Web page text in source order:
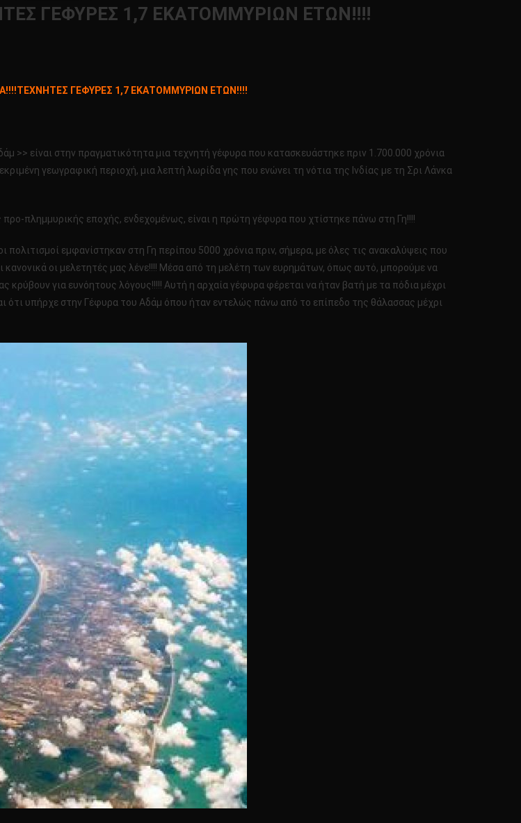
ΓΕΦΥΡΕΣ 1,7 ΕΚΑΤΟΜΜΥΡΙΩΝ ΕΤΩΝ!!!!
ΓΕΦΥΡΕΣ 1,7 ΕΚΑΤΟΜΜΥΡΙΩΝ ΕΤΩΝ!!!!
>> είναι στην πραγματικότητα μια τεχνητή γέφυρα που κατασκευάστηκε πριν 1.700.000 χρόνια
γεωγραφική περιοχή, μια λεπτή λωρίδα γης που ενώνει τη νότια της Ινδίας με τη Σρι Λάνκα
πλημμυρικής εποχής, ενδεχομένως, είναι η πρώτη γέφυρα που χτίστηκε πάνω στη Γη!!!!
πολιτισμοί εμφανίστηκαν στη Γη περίπου 5000 χρόνια πριν, σήμερα, με όλες τις ανακαλύψεις που
κανονικά οι μελετητές μας λένε!!!! Μέσα από τη μελέτη των ευρημάτων, όπως αυτό, μπορούμε να
για ευνόητους λόγους!!!!! Αυτή η αρχαία γέφυρα φέρεται να ήταν βατή με τα πόδια μέχρι
ότι υπήρχε στην Γέφυρα του Αδάμ όπου ήταν εντελώς πάνω από το επίπεδο της θάλασσας μέχρι